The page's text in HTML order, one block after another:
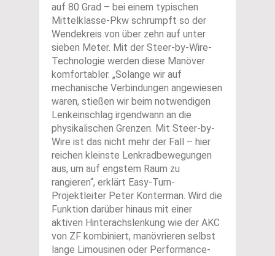
auf 80 Grad – bei einem typischen
Mittelklasse-Pkw schrumpft so der
Wendekreis von über zehn auf unter
sieben Meter. Mit der Steer-by-Wire-
Technologie werden diese Manöver
komfortabler. „Solange wir auf
mechanische Verbindungen angewiesen
waren, stießen wir beim notwendigen
Lenkeinschlag irgendwann an die
physikalischen Grenzen. Mit Steer-by-
Wire ist das nicht mehr der Fall – hier
reichen kleinste Lenkradbewegungen
aus, um auf engstem Raum zu
rangieren“, erklärt Easy-Turn-
Projektleiter Peter Konterman. Wird die
Funktion darüber hinaus mit einer
aktiven Hinterachslenkung wie der AKC
von ZF kombiniert, manövrieren selbst
lange Limousinen oder Performance-